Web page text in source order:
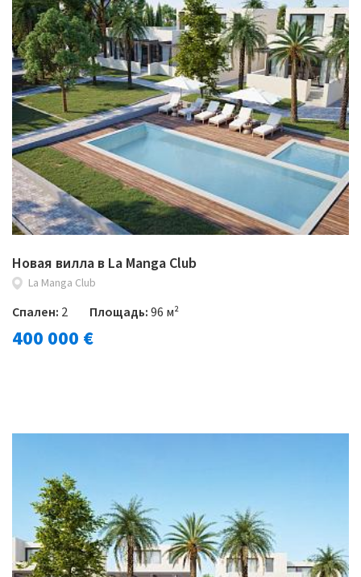
Новая вилла в La Manga Club
La Manga Club
Спален: 2 Площадь:96 м²
400 000 €